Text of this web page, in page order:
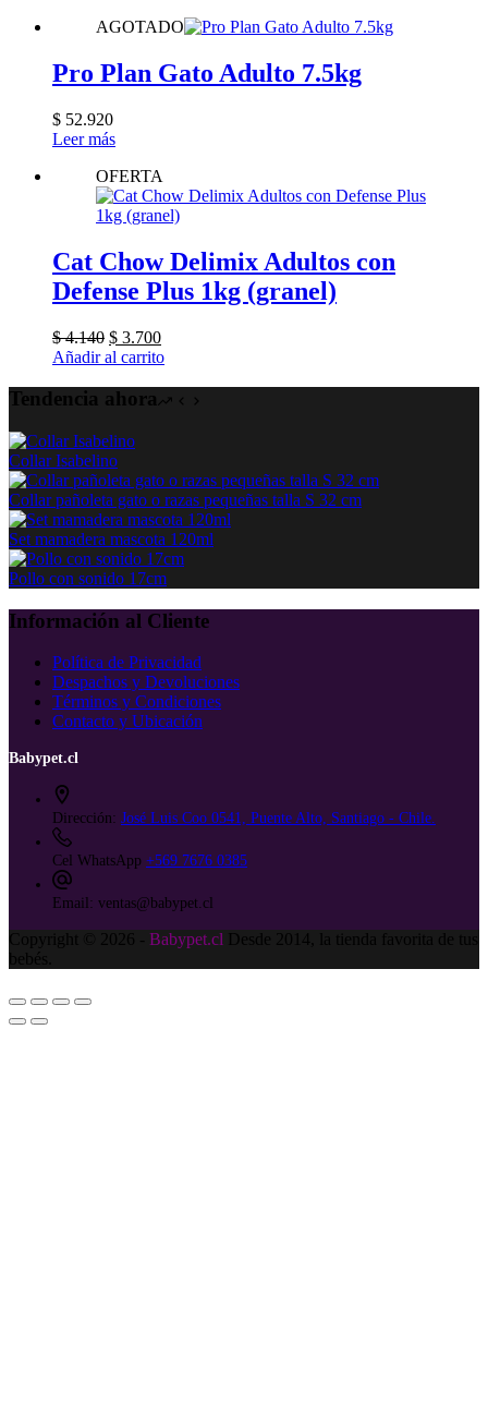
era:
es:
AGOTADO
Pro Plan Gato Adulto 7.5kg
$ 52.920
Leer más
OFERTA
Cat Chow Delimix Adultos con
Defense Plus 1kg (granel)
$4.140 El
precio
era:
$ 3.700El
precio
es:
Añadir al carrito
Tendencia ahora
Collar Isabelino
Collar pañoleta gato o razas pequeñas talla S 32 cm
Set mamadera mascota 120ml
Pollo con sonido 17cm
Información al Cliente
Política de Privacidad
Despachos y Devoluciones
Términos y Condiciones
Contacto y Ubicación
Babypet.cl
Dirección: José Luis Coo 0541, Puente Alto, Santiago - Chile.
Cel WhatsApp +569 7676 0385
Email: ventas@babypet.cl
Copyright © 2026 - Babypet.cl Desde 2014, la tienda favorita de tus
bebés.